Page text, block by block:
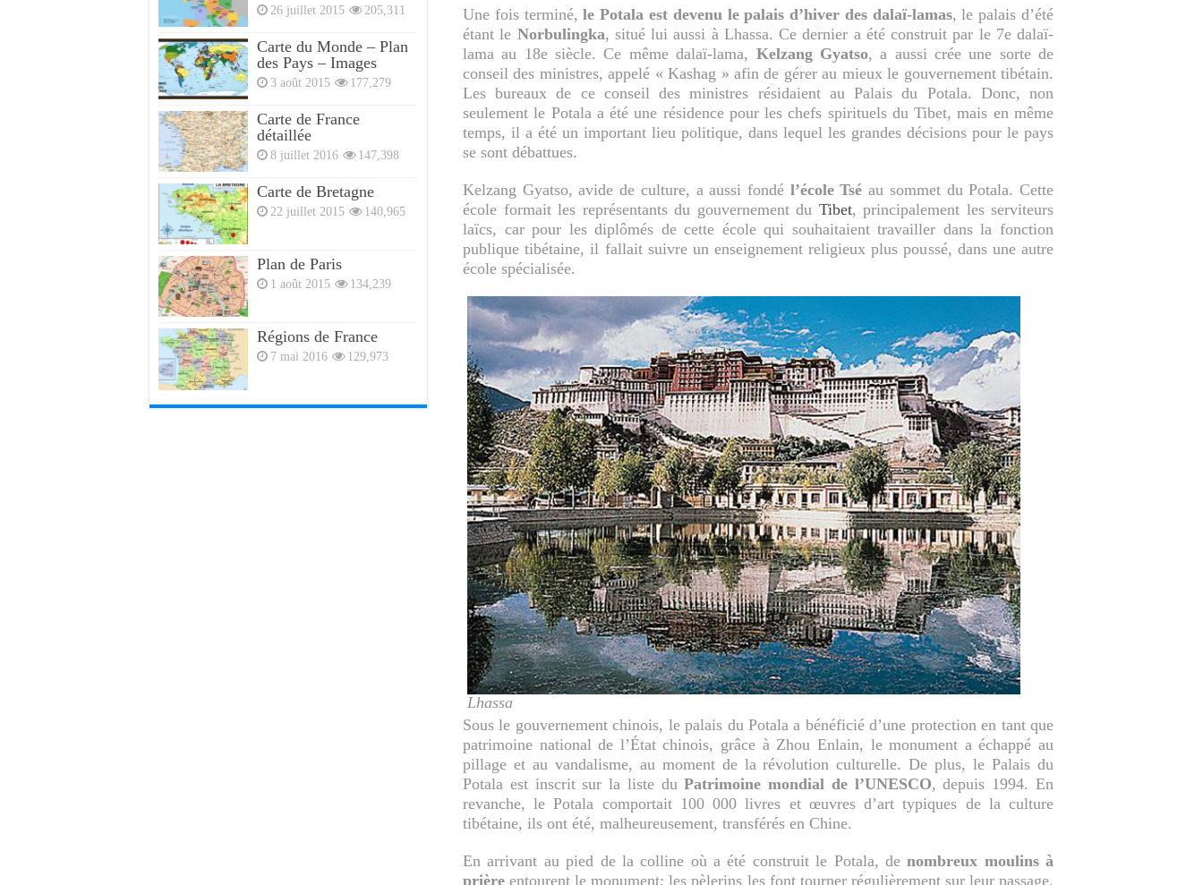
Une fois terminé,le Potala est devenu le palais d’hiver des dalaï-lamas, le palais d’été
étant le Norbulingka, situé lui aussi à Lhassa. Ce dernier a été construit par le 7e dalaï-
lama au 18e siècle. Ce même dalaï-lama, Kelzang Gyatso, a aussi crée une sorte de
conseil des ministres, appelé « Kashag » afin de gérer au mieux le gouvernement tibétain.
Les bureaux de ce conseil des ministres résidaient au Palais du Potala. Donc, non
seulement le Potala a été une résidence pour les chefs spirituels du Tibet, mais en même
temps, il a été un important lieu politique, dans lequel les grandes décisions pour le pays
se sont débattues.
Kelzang Gyatso, avide de culture, a aussi fondé l’école Tsé au sommet du Potala. Cette
école formait les représentants du gouvernement du Tibet, principalement les serviteurs
laïcs, car pour les diplômés de cette école qui souhaitaient travailler dans la fonction
publique tibétaine, il fallait suivre un enseignement religieux plus poussé, dans une autre
école spécialisée.
Lhassa
Sous le gouvernement chinois, le palais du Potala a bénéficié d’une protection en tant que
patrimoine national de l’État chinois, grâce à Zhou Enlain, le monument a échappé au
pillage et au vandalisme, au moment de la révolution culturelle. De plus, le Palais du
Potala est inscrit sur la liste duPatrimoine mondial de l’UNESCO, depuis 1994. En
revanche, le Potala comportait 100 000 livres et œuvres d’art typiques de la culture
tibétaine, ils ont été, malheureusement, transférés en Chine.
En arrivant au pied de la colline où a été construit le Potala, denombreux moulins à
prière entourent le monument; les pèlerins les font tourner régulièrement sur leur passage.
26 juillet 2015 205,311
Carte du Monde – Plan
des Pays – Images
3 août 2015 177,279
Carte de France
détaillée
8 juillet 2016 147,398
Carte de Bretagne
22 juillet 2015 140,965
Plan de Paris
1 août 2015 134,239
Régions de France
7 mai 2016 129,973